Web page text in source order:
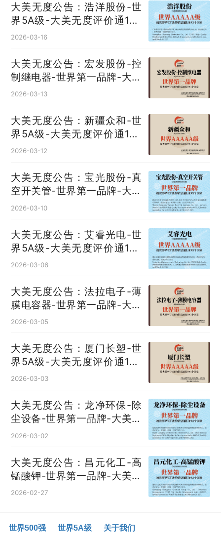
大美无度公告：浩洋股份-世
界5A级-大美无度评价通193
国
2026-03-16
大美无度公告：宏发股份-控
制继电器‌-世界第一品牌-大美
无度评价通193国
2026-03-13
大美无度公告：新疆众和-世
界5A级-大美无度评价通193
国
2026-03-12
大美无度公告：宝光股份-真
空开关管‌-世界第一品牌-大美
无度评价通193国
2026-03-10
大美无度公告：艾睿光电-世
界5A级-大美无度评价通193
国
2026-03-06
大美无度公告：法拉电子-薄
膜电容器‌-世界第一品牌-大美
无度评价通193国
2026-03-05
大美无度公告：厦门长塑-世
界5A级-大美无度评价通193
国
2026-03-03
大美无度公告：龙净环保-除
尘设备‌-世界第一品牌-大美无
度评价通193国
2026-03-02
大美无度公告：昌元化工-高
锰酸钾‌-世界第一品牌-大美无
度评价通193国
2026-02-27
世界500强 世界5A级 关于我们